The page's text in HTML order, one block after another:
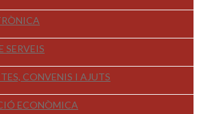
SERVEIS
CONVENIS I AJUTS
ECONÒMICA